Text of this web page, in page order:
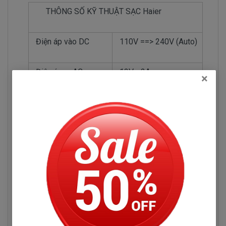
THÔNG SỐ KỸ THUẬT SẠC Haier
Điện áp vào DC 110V ==> 240V (Auto)
Điện áp ra AC 12V - 2A
W
Cáp DC
Kích thước (20 x 300 x 25 mm)
Chất Lượng Full Box 100% mới
×